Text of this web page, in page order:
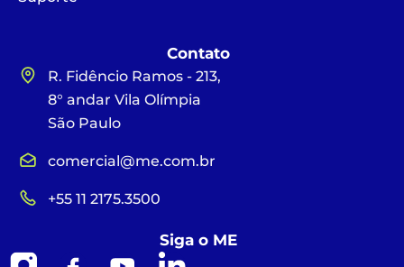
Contato
R. Fidêncio Ramos - 213,
8° andar Vila Olímpia
São Paulo
comercial@me.com.br
+55 11 2175.3500
Siga o ME